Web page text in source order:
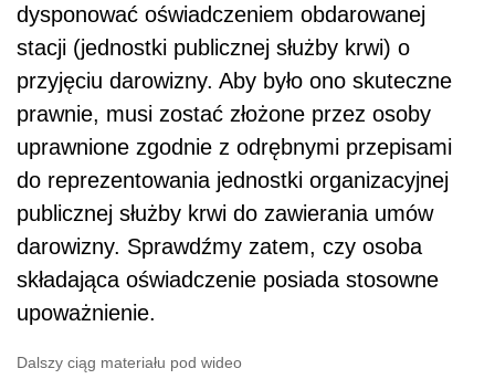
dysponować oświadczeniem obdarowanej
stacji (jednostki publicznej służby krwi) o
przyjęciu darowizny. Aby było ono skuteczne
prawnie, musi zostać złożone przez osoby
uprawnione zgodnie z odrębnymi przepisami
do reprezentowania jednostki organizacyjnej
publicznej służby krwi do zawierania umów
darowizny. Sprawdźmy zatem, czy osoba
składająca oświadczenie posiada stosowne
upoważnienie.
Dalszy ciąg materiału pod wideo